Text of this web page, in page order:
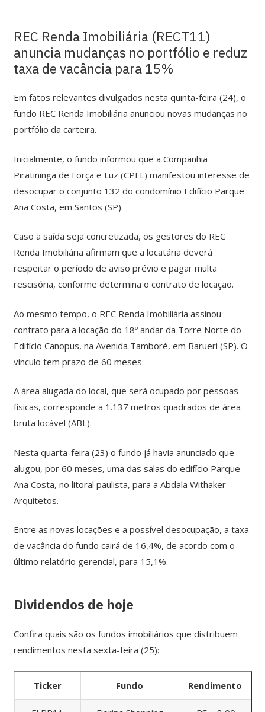
REC Renda Imobiliária (RECT11)
anuncia mudanças no portfólio e reduz
taxa de vacância para 15%
Em fatos relevantes divulgados nesta quinta-feira (24), o
fundo REC Renda Imobiliária anunciou novas mudanças no
portfólio da carteira.
Inicialmente, o fundo informou que a Companhia
Piratininga de Força e Luz (CPFL) manifestou interesse de
desocupar o conjunto 132 do condomínio Edifício Parque
Ana Costa, em Santos (SP).
Caso a saída seja concretizada, os gestores do REC
Renda Imobiliária afirmam que a locatária deverá
respeitar o período de aviso prévio e pagar multa
rescisória, conforme determina o contrato de locação.
Ao mesmo tempo, o REC Renda Imobiliária assinou
contrato para a locação do 18º andar da Torre Norte do
Edifício Canopus, na Avenida Tamboré, em Barueri (SP). O
vínculo tem prazo de 60 meses.
A área alugada do local, que será ocupado por pessoas
físicas, corresponde a 1.137 metros quadrados de área
bruta locável (ABL).
Nesta quarta-feira (23) o fundo já havia anunciado que
alugou, por 60 meses, uma das salas do edifício Parque
Ana Costa, no litoral paulista, para a Abdala Withaker
Arquitetos.
Entre as novas locações e a possível desocupação, a taxa
de vacância do fundo cairá de 16,4%, de acordo com o
último relatório gerencial, para 15,1%.
Dividendos de hoje
Confira quais são os fundos imobiliários que distribuem
rendimentos nesta sexta-feira (25):
Ticker Fundo Rendimento